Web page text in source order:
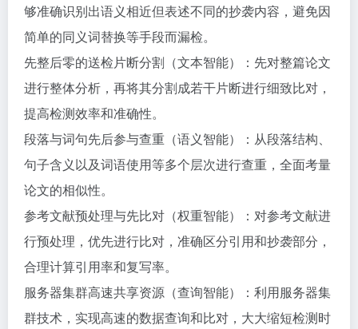
够准确识别出语义相近但表述不同的抄袭内容，避免因
简单的同义词替换等手段而漏检。​
先整后零的送检片断分割（文本智能）：先对整篇论文
进行整体分析，再将其分割成若干片断进行细致比对，
提高检测效率和准确性。​
段落与词句先后参与查重（语义智能）：从段落结构、
句子含义以及词语使用等多个层次进行查重，全面考量
论文的相似性。​
参考文献预处理与先比对（权重智能）：对参考文献进
行预处理，优先进行比对，准确区分引用和抄袭部分，
合理计算引用率和复写率。​
服务器集群高速共享资源（查询智能）：利用服务器集
群技术，实现高速的数据查询和比对，大大缩短检测时